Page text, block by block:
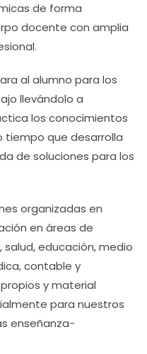
de forma
docente con amplia
al alumno para los
llevándolo a
los conocimientos
tiempo que desarrolla
de soluciones para los
organizadas en
en áreas de
educación, medio
contable y
y material
para nuestros
enseñanza-